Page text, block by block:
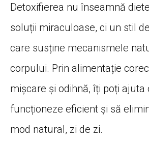
Detoxifierea nu înseamnă
soluții miraculoase, ci un stil
care susține mecanismele
corpului. Prin alimentație
mișcare și odihnă, îți poți
funcționeze eficient și să
mod natural, zi de zi.